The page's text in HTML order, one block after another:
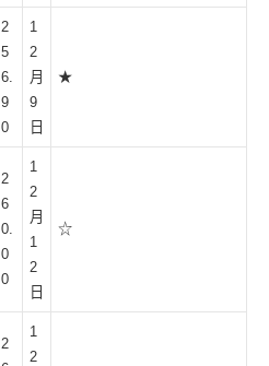
2
5
6.
9
0
1
2
月
9
日
★
2
6
0.
0
0
1
2
月
1
2
日
☆
2
1
2